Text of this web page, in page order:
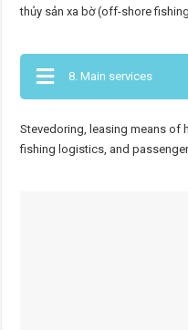
thủy sản xa bờ (off-shore
8. Main services
Stevedoring, leasing means
fishing logistics, and